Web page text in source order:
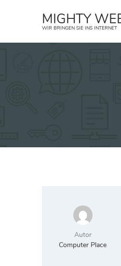
MIGHTY
WIR BRINGEN SIE INS INTERNET
Autor
Computer Place